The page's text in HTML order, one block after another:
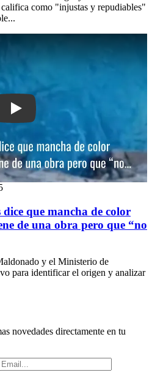
como "injustas y repudiables"
Play: Prefectura de Piriápolis dice
que mancha de color
de una obra pero que “no
y el Ministerio de
para identificar el origen y analizar
novedades directamente en tu